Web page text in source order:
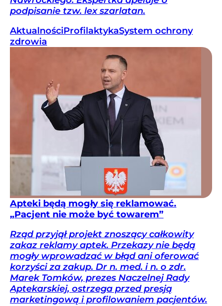
podpisanie tzw. lex szarlatan.
AktualnościProfilaktykaSystem ochrony
zdrowia
Apteki będą mogły się reklamować.
„Pacjent nie może być towarem”
Rząd przyjął projekt znoszący całkowity
zakaz reklamy aptek. Przekazy nie będą
mogły wprowadzać w błąd ani oferować
korzyści za zakup. Dr n. med. i n. o zdr.
Marek Tomków, prezes Naczelnej Rady
Aptekarskiej, ostrzega przed presją
marketingową i profilowaniem pacjentów.